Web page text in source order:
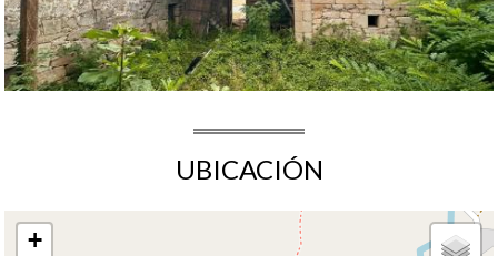
UBICACIÓN
+